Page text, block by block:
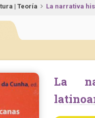
| Teoría La narrativa
La narrativa histórica de escritoras